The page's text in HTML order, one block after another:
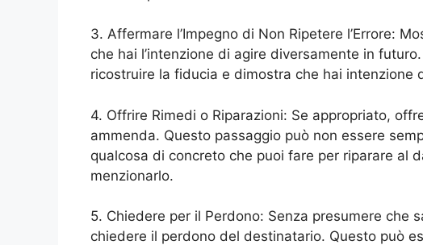
3. Affermare l’Impegno di Non Ripetere l’Errore:
che hai l’intenzione di agire diversamente in
ricostruire la fiducia e dimostra che hai intenzione
4. Offrire Rimedi o Riparazioni: Se appropriato,
ammenda. Questo passaggio può non essere
qualcosa di concreto che puoi fare per riparare al
menzionarlo.
5. Chiedere per il Perdono: Senza presumere che
chiedere il perdono del destinatario. Questo può